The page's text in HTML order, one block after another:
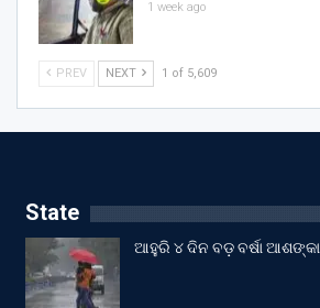
1 week ago
PREV NEXT 1 of 5,609
State
ଆହୁରି ୪ ଦିନ ବଡ଼ ବର୍ଷା ଆଶଙ୍କା